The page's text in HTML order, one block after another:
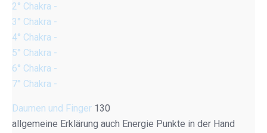
2° Chakra -
3° Chakra -
4° Chakra -
5° Chakra -
6° Chakra -
7° Chakra -
Daumen und Finger 130
allgemeine Erklärung auch Energie Punkte in der Hand